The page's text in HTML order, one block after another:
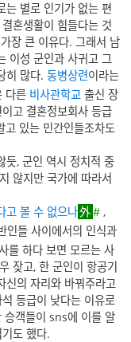
는 별로 인기가 없는 편
혼생활이 힘들다는 것
장 큰 이유다. 그래서 남
이성 군인과 사귀고 그
히 많다.동병상련이라는
다른 비사관학교 출신 장
고 결혼정보회사 등급
고 있는 민간인들조차도
듯, 군인 역시 정치적 중
않지만 국가에 따라서
고 볼 수 없으나
#,
인들 사이에서의 인식과
를 하다 보면 모르는 사
잦고, 한 군인이 항공기
신의 자리와 바꿔주라고
등급이 낮다는 이유로
승객들이 sns에 이를 알
도 했다.